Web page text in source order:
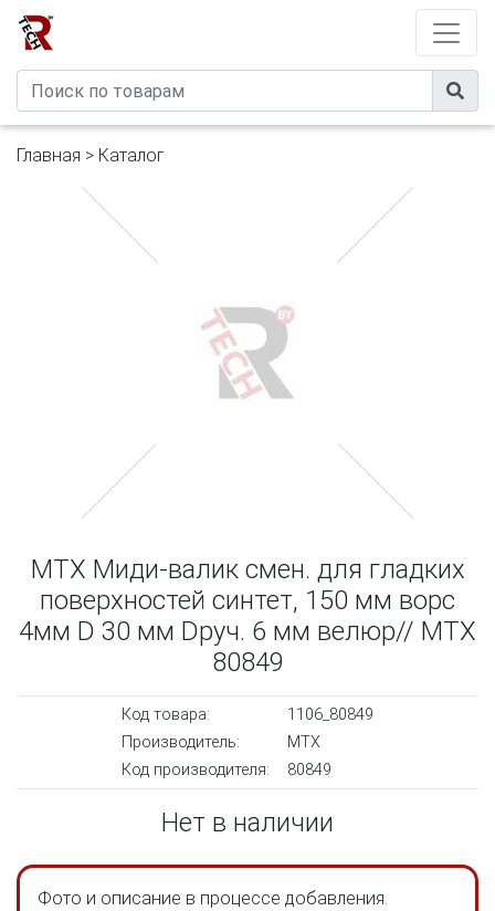
Главная > Каталог
MTX Миди-валик смен. для гладких
поверхностей синтет, 150 мм ворс
4мм D 30 мм Dруч. 6 мм велюр// MTX
80849
Код товара:
1106_80849
Производитель:
MTX
Код производителя:
80849
Нет в наличии
Фото и описание в процессе добавления.